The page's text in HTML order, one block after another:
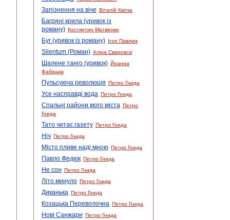
Запізнення на віче Віталій Квітка
Багряні крила (уривок із
роману) Костянтин Матвієнко
Буг (уривок із роману) Ігор Павлюк
Silentum (Роман) Аліна Сваровскі
Шалене танго (уривок) Йоанна
Фабіцька
Пульсуюча революція Петро Гнида
Усе насправді вода Петро Гнида
Спальні райони мого міста Петро
Гнида
Тато читає газету Петро Гнида
Ніч Петро Гнида
Місто пливе наді мною Петро Гнида
Павло Федюк Петро Гнида
Не сон Петро Гнида
Літо минуло Петро Гнида
Диканька Петро Гнида
Козацька Переволочна Петро Гнида
Нові Санжари Петро Гнида